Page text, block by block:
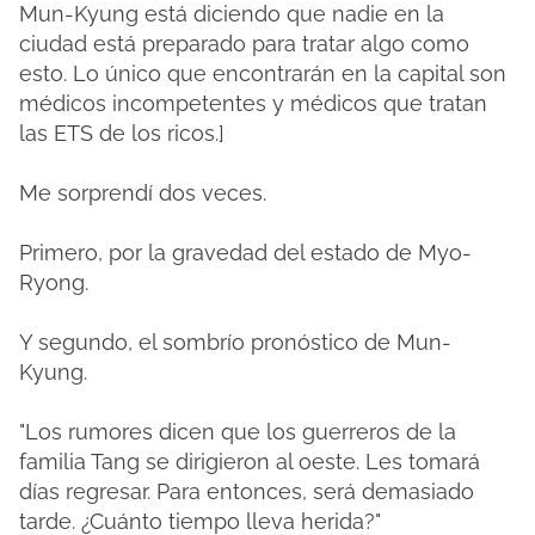
Mun-Kyung está diciendo que nadie en la
ciudad está preparado para tratar algo como
esto. Lo único que encontrarán en la capital son
médicos incompetentes y médicos que tratan
las ETS de los ricos.]
Me sorprendí dos veces.
Primero, por la gravedad del estado de Myo-
Ryong.
Y segundo, el sombrío pronóstico de Mun-
Kyung.
"Los rumores dicen que los guerreros de la
familia Tang se dirigieron al oeste. Les tomará
días regresar. Para entonces, será demasiado
tarde. ¿Cuánto tiempo lleva herida?"